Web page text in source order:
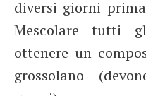
diversi giorni
Mescolare tutti
ottenere un
grossolano